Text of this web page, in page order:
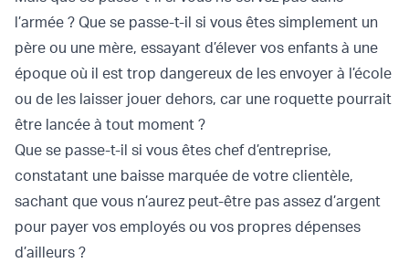
l’armée ? Que se passe-t-il si vous êtes simplement un
père ou une mère, essayant d’élever vos enfants à une
époque où il est trop dangereux de les envoyer à l’école
ou de les laisser jouer dehors, car une roquette pourrait
être lancée à tout moment ?
Que se passe-t-il si vous êtes chef d’entreprise,
constatant une baisse marquée de votre clientèle,
sachant que vous n’aurez peut-être pas assez d’argent
pour payer vos employés ou vos propres dépenses
d’ailleurs ?